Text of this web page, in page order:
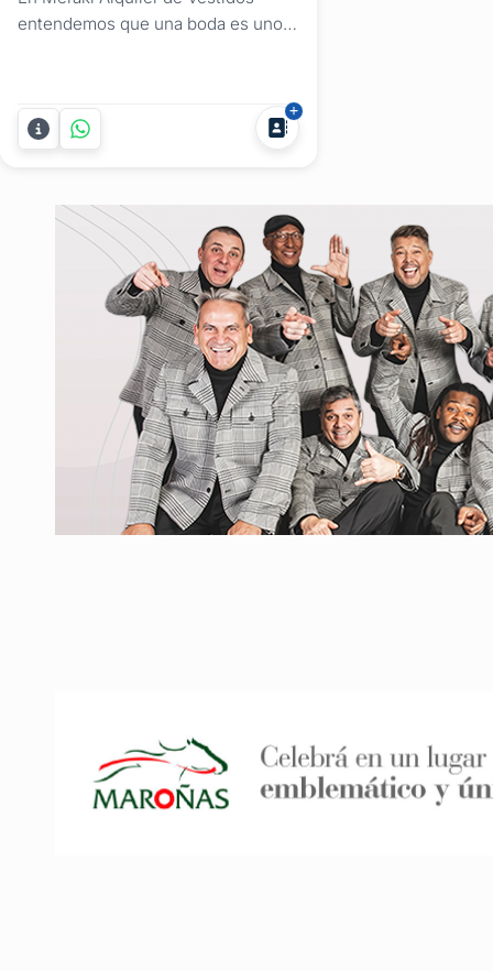
entendemos que una boda es uno
especializado en alquiler de trajes y
vestidos para casamientos en
Montevideo, con opciones para
celebración. Elegancia para novios y
cortejo:...